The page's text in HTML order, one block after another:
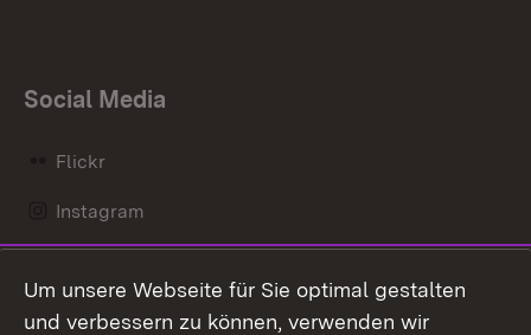
Social Media
Flickr
Instagram
Mastodon
Um unsere Webseite für Sie optimal gestalten
und verbessern zu können, verwenden wir